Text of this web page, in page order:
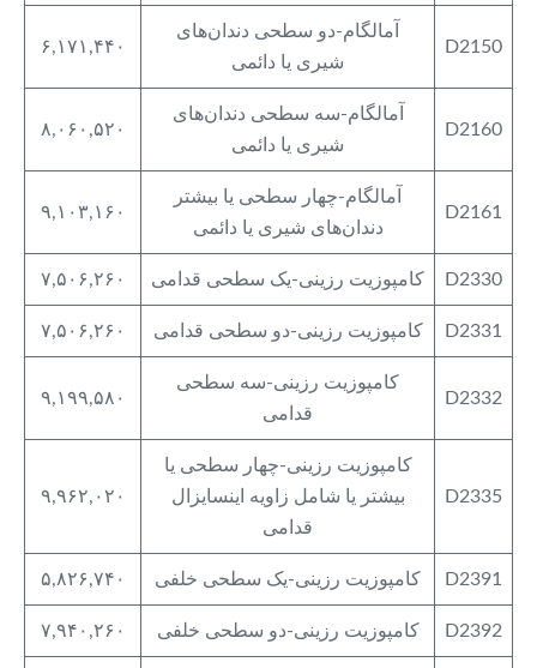
D2150
آمالگام-دو سطحی دندان‌های
شیری یا دائمی
۶,۱۷۱,۴۴۰
D2160
آمالگام-سه سطحی دندان‌های
شیری یا دائمی
۸,۰۶۰,۵۲۰
D2161
آمالگام-چهار سطحی یا بیشتر
دندان‌های شیری یا دائمی
۹,۱۰۳,۱۶۰
D2330 کامپوزیت رزینی-یک سطحی قدامی ۷,۵۰۶,۲۶۰
D2331 کامپوزیت رزینی-دو سطحی قدامی ۷,۵۰۶,۲۶۰
D2332
کامپوزیت رزینی-سه سطحی
قدامی
۹,۱۹۹,۵۸۰
D2335
کامپوزیت رزینی-چهار سطحی یا
بیشتر یا شامل زاویه اینسایزال
قدامی
۹,۹۶۲,۰۲۰
D2391 کامپوزیت رزینی-یک سطحی خلفی ۵,۸۲۶,۷۴۰
D2392 کامپوزیت رزینی-دو سطحی خلفی ۷,۹۴۰,۲۶۰